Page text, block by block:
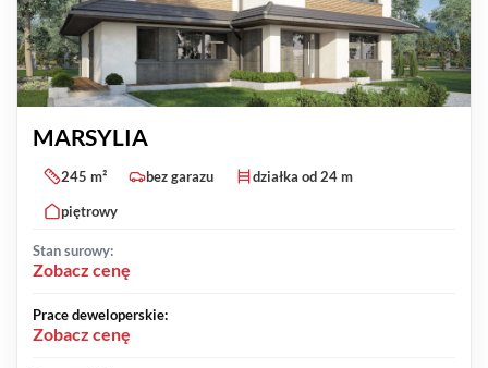
MARSYLIA
245 m² bez garazu
działka od 24 m
piętrowy
Stan surowy:
Zobacz cenę
Prace deweloperskie:
Zobacz cenę